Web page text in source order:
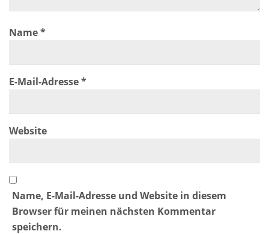
Name*
E-Mail-Adresse*
Website
Name, E-Mail-Adresse und Website in diesem
Browser für meinen nächsten Kommentar
speichern.